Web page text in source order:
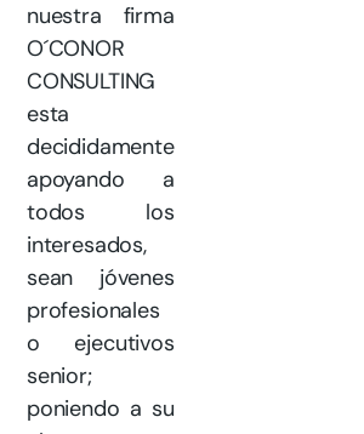
nuestra firma
O´CONOR
CONSULTING
esta
decididamente
apoyando a
todos los
interesados,
sean jóvenes
profesionales
o ejecutivos
senior;
poniendo a su